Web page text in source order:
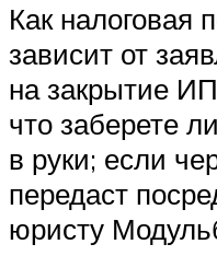
Как налоговая
зависит от
на закрытие
что заберете
в руки; если
передаст
юристу